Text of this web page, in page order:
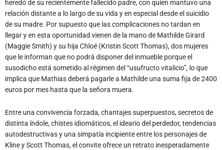
heredó de su recientemente fallecido padre, con quien mantuvo una
relación distante a lo largo de su vida y en especial desde el suicidio
de su madre. Por supuesto que las complicaciones no tardan en
llegar y en esta oportunidad vienen de la mano de Mathilde Girard
(Maggie Smith) y su hija Chloé (Kristin Scott Thomas), dos mujeres
que le informan que no podrá disponer del inmueble porque el
susodicho está sometido al régimen del “usufructo vitalicio”, lo que
implica que Mathias deberá pagarle a Mathilde una suma fija de 2400
euros por mes hasta que la señora muera.
Entre una convivencia forzada, chantajes superpuestos, secretos de
distinta índole, chistes idiomáticos, el ideario del perdedor, tendencias
autodestructivas y una simpatía incipiente entre los personajes de
Kline y Scott Thomas, el convite ofrece un retrato inesperadamente